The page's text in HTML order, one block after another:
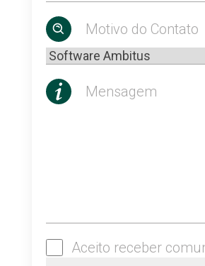
Motivo do Contato
Mensagem
Aceito receber